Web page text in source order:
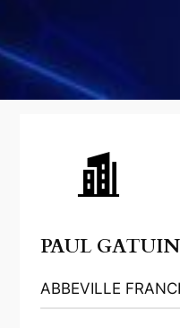
PAUL
ABBEVILLE